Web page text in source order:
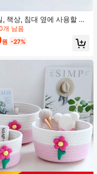
, 책상, 침대 옆에 사용할 수
엮은 고양이 디자인 로프
, 4가지 색상 선택 가능, 금
가든 플랜터, 모던 보헤미안
포인트로 해안풍 파티오 장
개 남음
원 -27%